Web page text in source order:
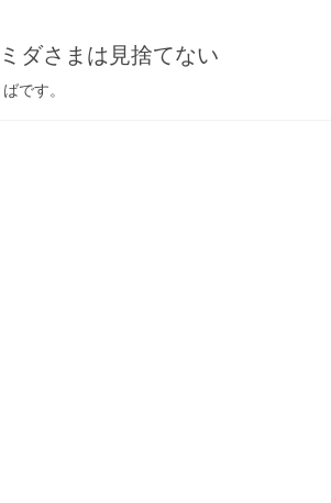
ダさまは見捨てない
です。